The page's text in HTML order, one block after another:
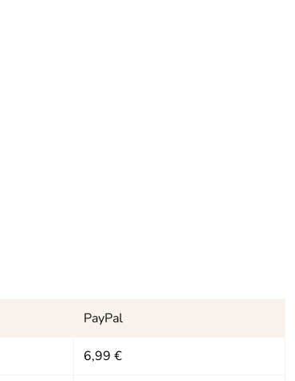
das keine Polsterfolie verwendet
kann ich sagen, Lieferung kam
Anbieter nur empfehlen.
PayPal
6,99 €